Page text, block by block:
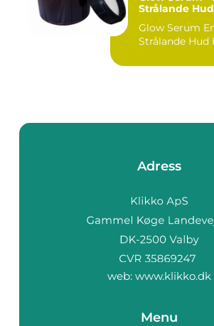
Strålande Hud
Glow Serum En Guide till
Adress
web: www.klikko.dk
Menu